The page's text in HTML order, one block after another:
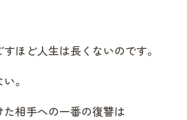
ほど人生は長くないのです。
。
相手への一番の復讐は